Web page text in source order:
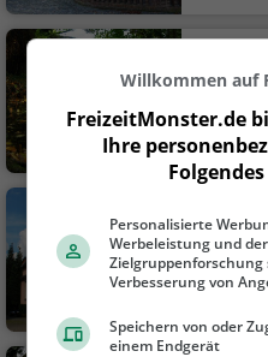
Park in
Altes
Rathaus
Bergheim
Willkommen auf
FreizeitMonster.de
Ihre
Personalisierte
Werbeleistung und
Verbesserung von
Speichern von oder
einem Endgerät